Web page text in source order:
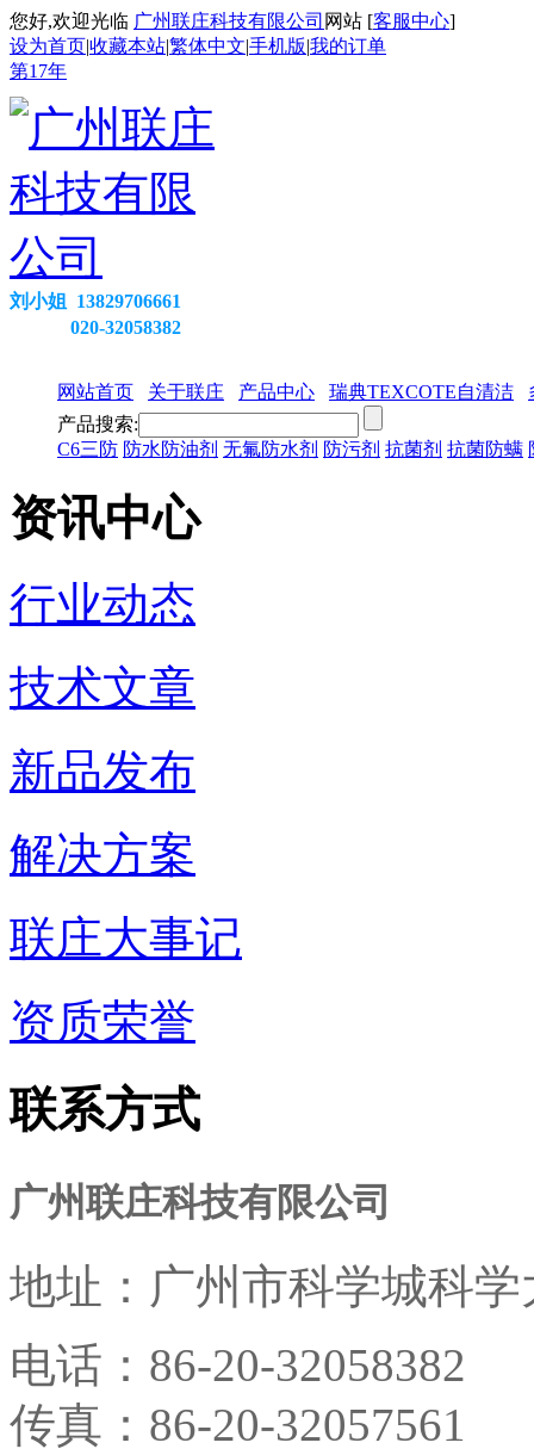
您好,欢迎光临 广州联庄科技有限公司 网站 [客服中心]
设为首页|收藏本站|繁体中文|手机版|我的订单
第17年
刘小姐 13829706661
020-32058382
网站首页 关于联庄 产品中心 瑞典TEXCOTE自清洁
产品搜索:
C6三防 防水防油剂 无氟防水剂 防污剂 抗菌剂 抗菌防螨
资讯中心
行业动态
技术文章
新品发布
解决方案
联庄大事记
资质荣誉
联系方式
广州联庄科技有限公司
地址： 广州市科学城科
电话： 86-20-32058382
传真： 86-20-32057561